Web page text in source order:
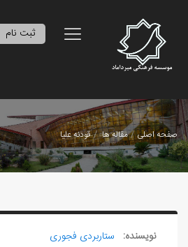
ثبت نام
صفحه اصلی مقاله ها قودنه‌ علیا
نویسنده: ستاربردی فجوری